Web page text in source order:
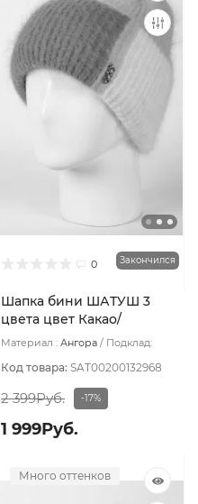
0 Закончился
Шапка бини ШАТУШ 3
цвета цвет Какао/
Молочный/Пудровый
Материал : Ангора
Подклад:
Код товара: SAT00200132968
2 399Руб. -17%
1 999Руб.
Много оттенков